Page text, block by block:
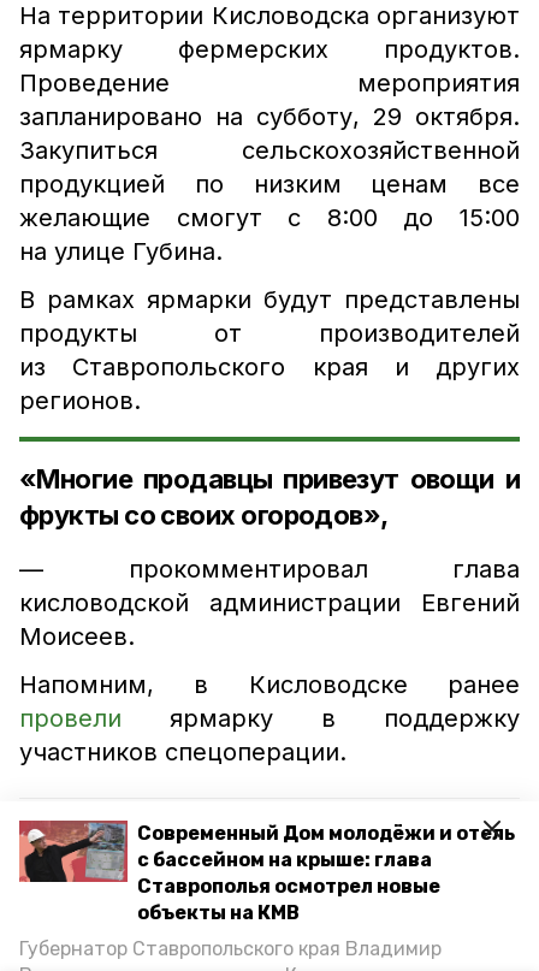
Современный Дом молодёжи и отель
с бассейном на крыше: глава
Ставрополья осмотрел новые
объекты на КМВ
Губернатор Ставропольского края Владимир
На территории Кисловодска организуют
ярмарку фермерских продуктов.
Проведение мероприятия
запланировано на субботу, 29 октября.
Закупиться сельскохозяйственной
продукцией по низким ценам все
желающие смогут с 8:00 до 15:00
на улице Губина.
В рамках ярмарки будут представлены
продукты от производителей
из Ставропольского края и других
регионов.
«Многие продавцы привезут овощи и
фрукты со своих огородов»,
— прокомментировал глава
кисловодской администрации Евгений
Моисеев.
Напомним, в Кисловодске ранее
провели ярмарку в поддержку
участников спецоперации.
Читайте также
В Кисловодске отменили новогодние
праздничные мероприятия